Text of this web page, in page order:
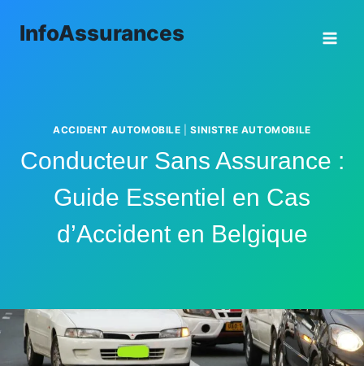
InfoAssurances
ACCIDENT AUTOMOBILE |SINISTRE AUTOMOBILE
Conducteur Sans Assurance :
Guide Essentiel en Cas
d’Accident en Belgique